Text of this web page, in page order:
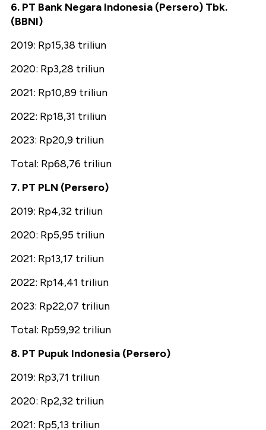
6. PT Bank Negara Indonesia (Persero) Tbk.
(BBNI)
2019: Rp15,38 triliun
2020: Rp3,28 triliun
2021: Rp10,89 triliun
2022: Rp18,31 triliun
2023: Rp20,9 triliun
Total: Rp68,76 triliun
7. PT PLN (Persero)
2019: Rp4,32 triliun
2020: Rp5,95 triliun
2021: Rp13,17 triliun
2022: Rp14,41 triliun
2023: Rp22,07 triliun
Total: Rp59,92 triliun
8. PT Pupuk Indonesia (Persero)
2019: Rp3,71 triliun
2020: Rp2,32 triliun
2021: Rp5,13 triliun